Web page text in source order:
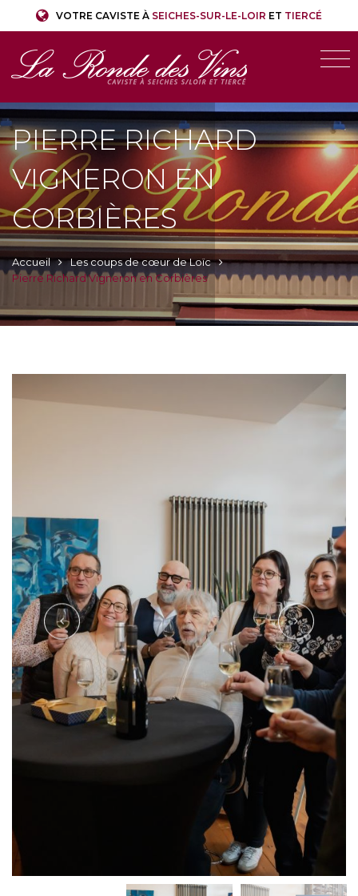
VOTRE CAVISTE À SEICHES-SUR-LE-LOIR ET TIERCÉ
PIERRE RICHARD
VIGNERON EN
CORBIÈRES
Accueil
Les coups de cœur de Loïc
Pierre Richard Vigneron en Corbières